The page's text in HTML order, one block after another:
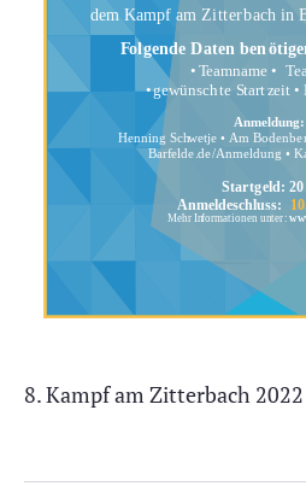
8. Kampf am Zitterbach 2022